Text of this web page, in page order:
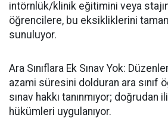
intörnlük/klinik eğitimini veya
öğrencilere, bu eksikliklerini
sunuluyor.
​Ara Sınıflara Ek Sınav Yok:
azami süresini dolduran ara sınıf
sınav hakkı tanınmıyor; doğrudan
hükümleri uygulanıyor.